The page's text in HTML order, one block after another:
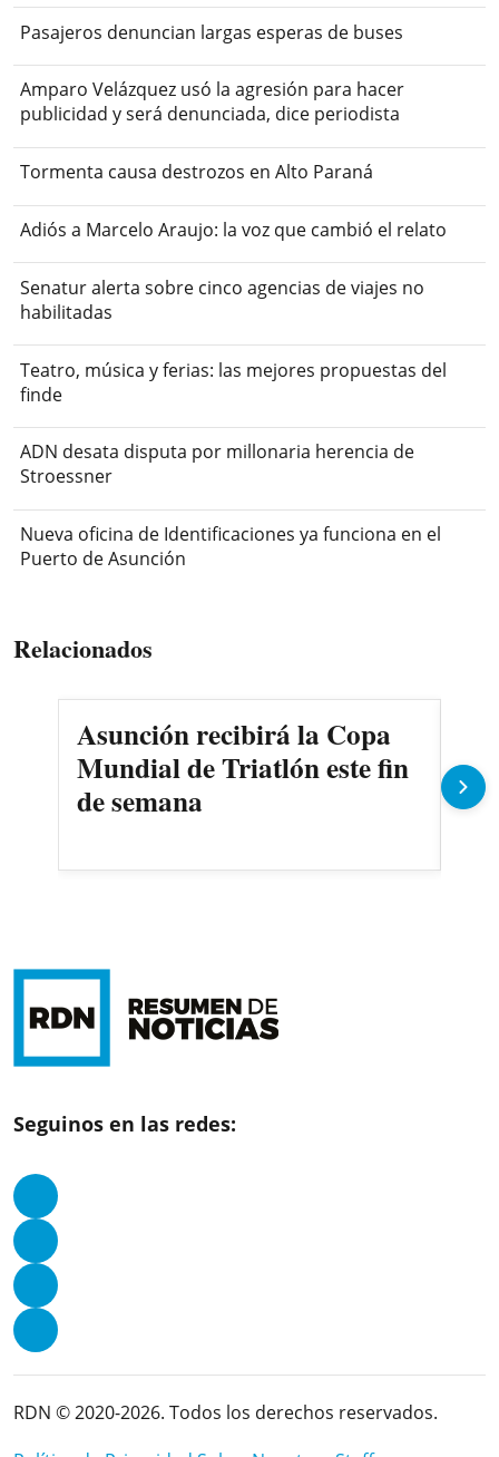
Pasajeros denuncian largas esperas de buses
Amparo Velázquez usó la agresión para hacer
publicidad y será denunciada, dice periodista
Tormenta causa destrozos en Alto Paraná
Adiós a Marcelo Araujo: la voz que cambió el relato
Senatur alerta sobre cinco agencias de viajes no
habilitadas
Teatro, música y ferias: las mejores propuestas del
finde
ADN desata disputa por millonaria herencia de
Stroessner
Nueva oficina de Identificaciones ya funciona en el
Puerto de Asunción
Relacionados
Asunción recibirá la Copa
Mundial de Triatlón este fin
de semana
la
Seguinos en las redes:
RDN © 2020-2026. Todos los derechos reservados.